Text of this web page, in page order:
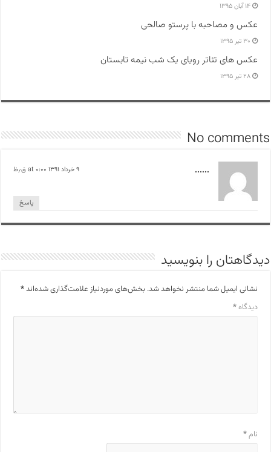
۱۴ آبان ۱۳۹۵
عکس و مصاحبه با پرستو صالحی
۳۰ تیر ۱۳۹۵
عکس های تئاتر رویای یک شب نیمه تابستان
۲۸ تیر ۱۳۹۵
No comments
...... ۹ خرداد ۱۳۹۱ at ۰:۰۰ ق٫ظ
پاسخ
دیدگاهتان را بنویسید
نشانی ایمیل شما منتشر نخواهد شد. بخش‌های موردنیاز علامت‌گذاری شده‌اند*
دیدگاه*
نام*